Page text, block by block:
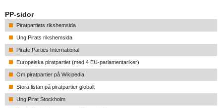
PP-sidor
Piratpartiets rikshemsida
Ung Pirats rikshemsida
Pirate Parties International
Europeiska piratpartiet (med 4 EU-parlamentariker)
Om piratpartier på Wikipedia
Stora listan på piratpartier globalt
Ung Pirat Stockholm